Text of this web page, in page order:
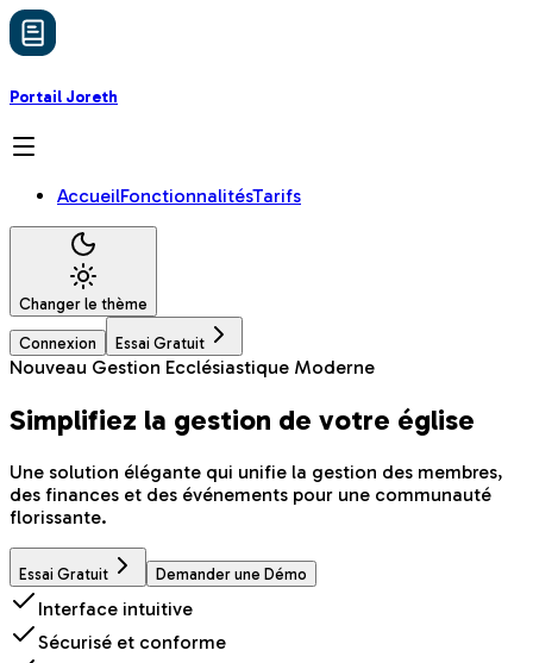
Portail Joreth
AccueilFonctionnalitésTarifs
Changer le thème
Connexion Essai Gratuit
Nouveau Gestion Ecclésiastique Moderne
Simplifiez la gestion de votre église
Une solution élégante qui unifie la gestion des membres,
des finances et des événements pour une communauté
florissante.
Essai Gratuit Demander une Démo
Interface intuitive
Sécurisé et conforme